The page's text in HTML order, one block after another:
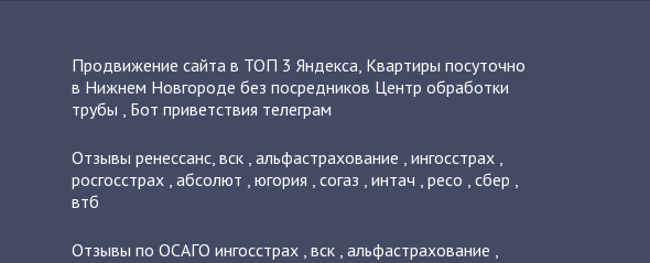
Продвижение сайта в ТОП 3 Яндекса, Квартиры посуточно
в Нижнем Новгороде без посредников Центр обработки
трубы , Бот приветствия телеграм
Отзывы ренессанс, вск, альфастрахование , ингосстрах,
росгосстрах, абсолют , югория , согаз , интач , ресо , сбер ,
втб
Отзывы по ОСАГО ингосстрах, вск, альфастрахование ,